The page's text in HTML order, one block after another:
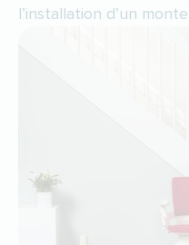
l’installation d’un